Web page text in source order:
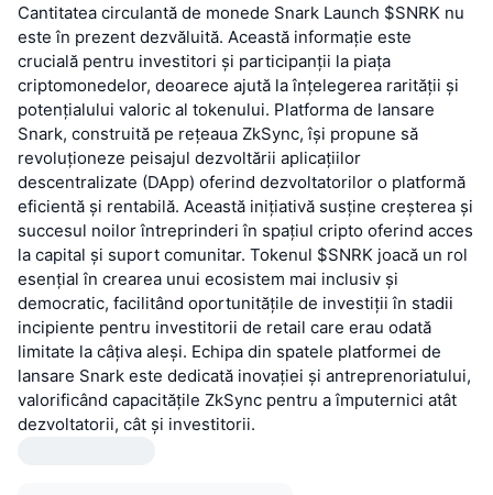
Cantitatea circulantă de monede Snark Launch $SNRK nu
este în prezent dezvăluită. Această informație este
crucială pentru investitori și participanții la piața
criptomonedelor, deoarece ajută la înțelegerea rarității și
potențialului valoric al tokenului. Platforma de lansare
Snark, construită pe rețeaua ZkSync, își propune să
revoluționeze peisajul dezvoltării aplicațiilor
descentralizate (DApp) oferind dezvoltatorilor o platformă
eficientă și rentabilă. Această inițiativă susține creșterea și
succesul noilor întreprinderi în spațiul cripto oferind acces
la capital și suport comunitar. Tokenul $SNRK joacă un rol
esențial în crearea unui ecosistem mai inclusiv și
democratic, facilitând oportunitățile de investiții în stadii
incipiente pentru investitorii de retail care erau odată
limitate la câțiva aleși. Echipa din spatele platformei de
lansare Snark este dedicată inovației și antreprenoriatului,
valorificând capacitățile ZkSync pentru a împuternici atât
dezvoltatorii, cât și investitorii.